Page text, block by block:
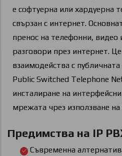
е софтуерна или хардуерна
свързан с интернет.
пренос на телефонни, видео
разговори през интернет.
взаимодейства с
Public Switched Telephone
инсталиране на
мрежата чрез използване на
Предимства на IP
Съвременна